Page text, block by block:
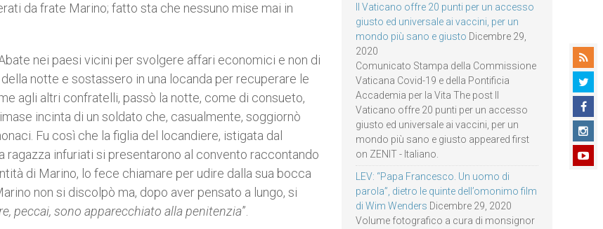
da frate Marino; fatto sta che nessuno mise mai in
nei paesi vicini per svolgere affari economici e non di
notte e sostassero in una locanda per recuperare le
agli altri confratelli, passò la notte, come di consueto,
incinta di un soldato che, casualmente, soggiornò
Fu così che la figlia del locandiere, istigata dal
infuriati si presentarono al convento raccontando
di Marino, lo fece chiamare per udire dalla sua bocca
non si discolpò ma, dopo aver pensato a lungo, si
peccai, sono apparecchiato alla penitenzia”.
Il Vaticano offre 20 punti per un accesso
giusto ed universale ai vaccini, per un
mondo più sano e giusto Dicembre 29,
2020
Comunicato Stampa della Commissione
Vaticana Covid-19 e della Pontificia
Accademia per la Vita The post Il
Vaticano offre 20 punti per un accesso
giusto ed universale ai vaccini, per un
mondo più sano e giusto appeared first
on ZENIT - Italiano.
LEV: “Papa Francesco. Un uomo di
parola”, dietro le quinte dell’omonimo film
di Wim Wenders Dicembre 29, 2020
Volume fotografico a cura di monsignor